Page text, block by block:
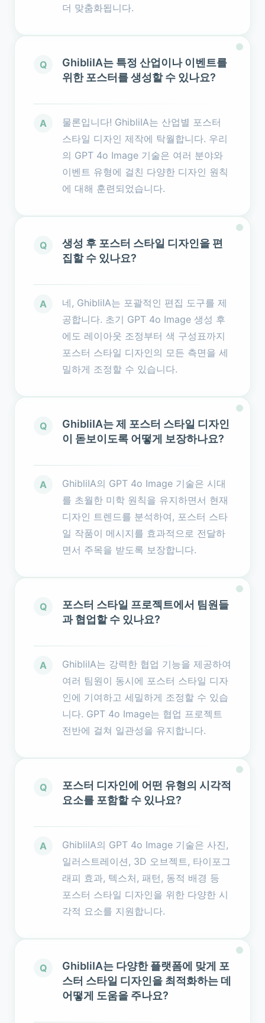
더 맞춤화됩니다.
Q
GhibliIA는 특정 산업이나 이벤트를
위한 포스터를 생성할 수 있나요?
A
물론입니다! GhibliIA는 산업별 포스터
스타일 디자인 제작에 탁월합니다. 우리
의 GPT 4o Image 기술은 여러 분야와
이벤트 유형에 걸친 다양한 디자인 원칙
에 대해 훈련되었습니다.
Q
생성 후 포스터 스타일 디자인을 편
집할 수 있나요?
A
네, GhibliIA는 포괄적인 편집 도구를 제
공합니다. 초기 GPT 4o Image 생성 후
에도 레이아웃 조정부터 색 구성표까지
포스터 스타일 디자인의 모든 측면을 세
밀하게 조정할 수 있습니다.
Q
GhibliIA는 제 포스터 스타일 디자인
이 돋보이도록 어떻게 보장하나요?
A
GhibliIA의 GPT 4o Image 기술은 시대
를 초월한 미학 원칙을 유지하면서 현재
디자인 트렌드를 분석하여, 포스터 스타
일 작품이 메시지를 효과적으로 전달하
면서 주목을 받도록 보장합니다.
Q
포스터 스타일 프로젝트에서 팀원들
과 협업할 수 있나요?
A
GhibliIA는 강력한 협업 기능을 제공하여
여러 팀원이 동시에 포스터 스타일 디자
인에 기여하고 세밀하게 조정할 수 있습
니다. GPT 4o Image는 협업 프로젝트
전반에 걸쳐 일관성을 유지합니다.
Q
포스터 디자인에 어떤 유형의 시각적
요소를 포함할 수 있나요?
A
GhibliIA의 GPT 4o Image 기술은 사진,
일러스트레이션, 3D 오브젝트, 타이포그
래피 효과, 텍스처, 패턴, 동적 배경 등
포스터 스타일 디자인을 위한 다양한 시
각적 요소를 지원합니다.
Q
GhibliIA는 다양한 플랫폼에 맞게 포
스터 스타일 디자인을 최적화하는 데
어떻게 도움을 주나요?